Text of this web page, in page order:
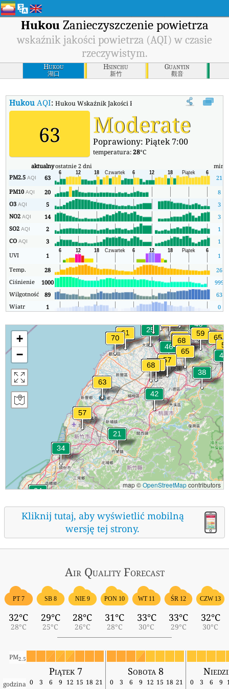
HukouZanieczyszczenie powietrza
wskaźnik jakości powietrza (AQI) w czasie
rzeczywistym.
Hukou
湖口
Hsinchu
新竹
Guanyin
觀音
Hukou AQI:Hukou Wskaźnik Jakości Powietrza (AQI) w czasie
63 Moderate
Poprawiony: Piątek 7:00
temperatura:28°C
aktualnyostatnie 2 dni min
PM2.5AQI 63
21
PM10AQI 20
8
O3AQI 5
3
NO2AQI 14
3
SO2AQI 2
1
COAQI 3
1
UVI
1
1
Temp.
28
26
Ciśnienie
1000 999
Wilgotność
89
63
Wiatr
1 0
+
−
map ©OpenStreetMapcontributors
Kliknij tutaj, aby wyświetlić mobilną
wersję tej strony.
Air QualityForecast
PT 7
32°C
28°C
SB 8
29°C
25°C
NIE 9
28°C
26°C
PON 10
31°C
28°C
WT 11
33°C
30°C
ŚR 12
33°C
29°C
CZW 13
32°C
30°C
PM2.5
Piątek 7 Sobota 8
godzina 0 3 6 9 12 15 18 21 0 3 6 9 12 15 18 21 0 3 6 9